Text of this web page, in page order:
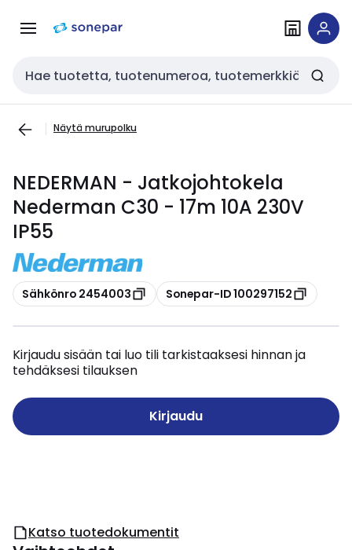
navigointiinsisältöön
Haku
Näytä murupolku
NEDERMAN - Jatkojohtokela
Nederman C30 - 17m 10A 230V
IP55
Kopioi
Sähkönro 2454003 Kopioi
Sonepar-ID 100297152
Kirjaudu sisään tai luo tili tarkistaaksesi hinnan ja
tehdäksesi tilauksen
Kirjaudu
Katso tuotedokumentit